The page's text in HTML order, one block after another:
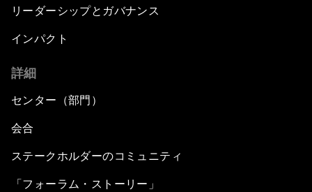
リーダーシップとガバナンス
インパクト
詳細
センター（部門）
会合
ステークホルダーのコミュニティ
「フォーラム・ストーリー」